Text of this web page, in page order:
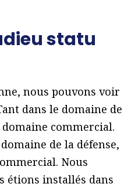
statu
nous pouvons voir
dans le domaine de
commercial.
de la défense,
Nous
étions installés dans